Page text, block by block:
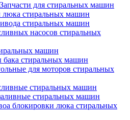
Запчасти для стиральных машин
стиральных машин
стиральных машин
насосов стиральных
машин
стиральных машин
для моторов стиральных
стиральных машин
стиральных машин
блокировки люка стиральных